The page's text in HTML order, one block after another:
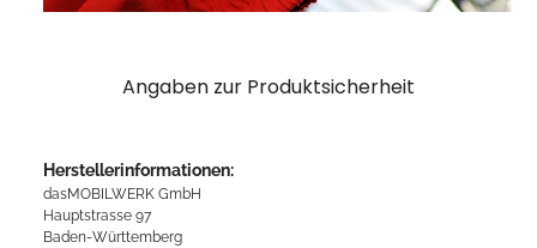
Angaben zur Produktsicherheit
Herstellerinformationen:
dasMOBILWERK GmbH
Hauptstrasse 97
Baden-Württemberg